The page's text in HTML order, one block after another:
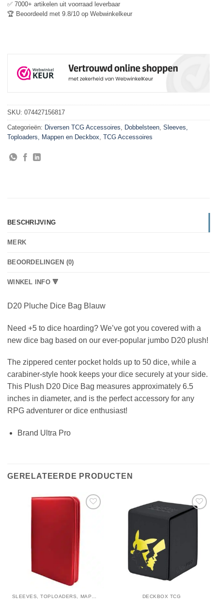
✅ 7000+ artikelen uit voorraad leverbaar
🏆 Beoordeeld met 9.8/10 op Webwinkelkeur
SKU: 074427156817
Categorieën: Diversen TCG Accessoires, Dobbelsteen, Sleeves,
Toploaders, Mappen en Deckbox, TCG Accessoires
BESCHRIJVING
MERK
BEOORDELINGEN (0)
WINKEL INFO 🔻
D20 Pluche Dice Bag Blauw
Need +5 to dice hoarding? We’ve got you covered with a
new dice bag based on our ever-popular jumbo D20 plush!
The zippered center pocket holds up to 50 dice, while a
carabiner-style hook keeps your dice securely at your side.
This Plush D20 Dice Bag measures approximately 6.5
inches in diameter, and is the perfect accessory for any
RPG adventurer or dice enthusiast!
Brand Ultra Pro
GERELATEERDE PRODUCTEN
DECKBOX TCG